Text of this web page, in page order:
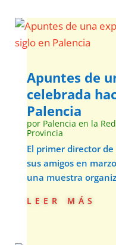
Apuntes de
celebrada
Palencia
por Palencia en la Red
Provincia
El primer director de
sus amigos en
una muestra
leer más